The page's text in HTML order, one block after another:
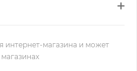
интернет-магазина и может